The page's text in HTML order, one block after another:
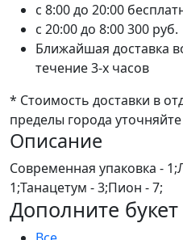
c 8:00 до 20:00
c 20:00 до 8:00300 руб.
Ближайшая доставка
течение 3-х часов
* Стоимость доставки в
пределы города
Описание
Современная упаковка -
1;Танацетум - 3;Пион - 7;
Дополните